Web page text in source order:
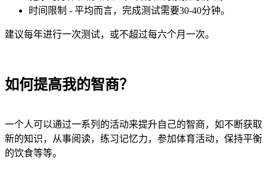
时间限制 - 平均而言，完成测试需要30-40分钟。
建议每年进行一次测试，或不超过每六个月一次。
如何提高我的智商？
一个人可以通过一系列的活动来提升自己的智商，如不断获取
新的知识，从事阅读，练习记忆力，参加体育活动，保持平衡
的饮食等等。